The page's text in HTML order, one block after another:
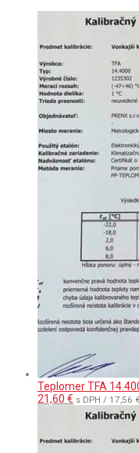
Teplomer TFA
Pôvodná
27,60 €.
21,60 € Aktuálna
cena
21,60 €.
s DPH / 17,56